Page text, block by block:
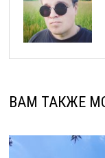
ВАМ ТАКЖЕ